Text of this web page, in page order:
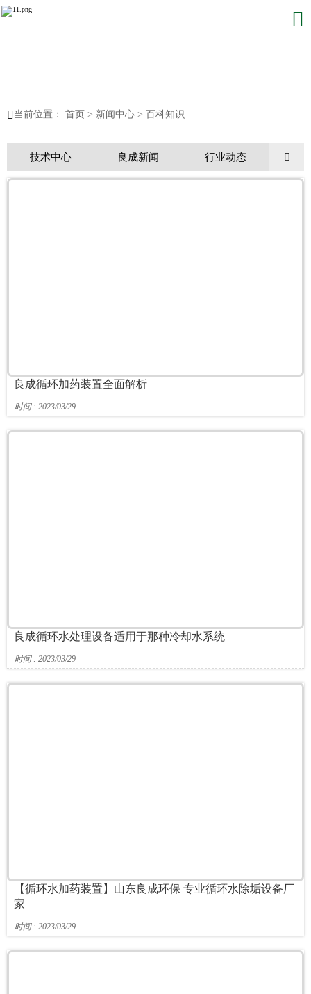

 当前位置： 首页 > 新闻中心 > 百科知识
技术中心 良成新闻 行业动态 
良成循环加药装置全面解析
时间 : 2023/03/29
良成循环水处理设备适用于那种冷却水系统
时间 : 2023/03/29
【循环水加药装置】山东良成环保 专业循环水除垢设备厂
家
时间 : 2023/03/29